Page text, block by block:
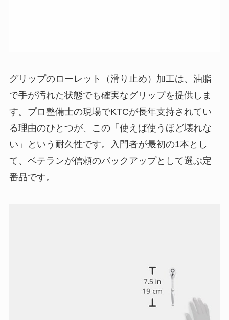
グリップのローレット（滑り止め）加工は、油脂
で手が汚れた状態でも確実なグリップを提供しま
す。プロ整備士の現場でKTCが長年支持されてい
る理由のひとつが、この「使えば使うほど壊れな
い」という耐久性です。入門者が最初の1本とし
て、ベテランが信頼のバックアップとして選ぶ定
番品です。